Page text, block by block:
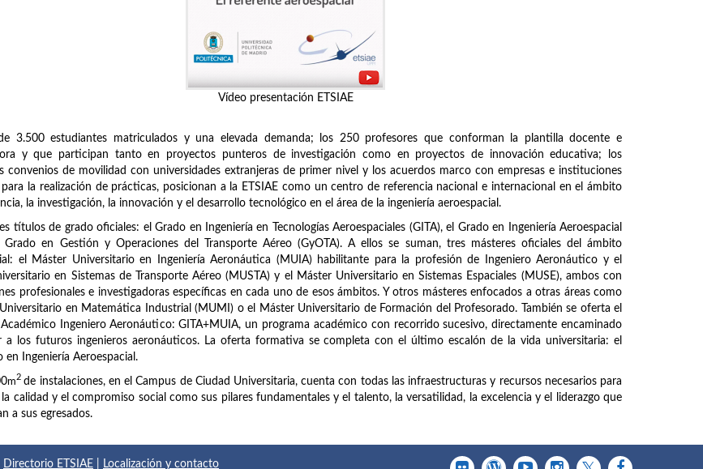
Vídeo presentación ETSIAE
3.500 estudiantes matriculados y una elevada demanda; los 250 profesores que conforman la plantilla docente e
y que participan tanto en proyectos punteros de investigación como en proyectos de innovación educativa; los
convenios de movilidad con universidades extranjeras de primer nivel y los acuerdos marco con empresas e instituciones
la realización de prácticas, posicionan a la ETSIAE como un centro de referencia nacional e internacional en el ámbito
la investigación, la innovación y el desarrollo tecnológico en el área de la ingeniería aeroespacial.
títulos de grado oficiales: el Grado en Ingeniería en Tecnologías Aeroespaciales (GITA), el Grado en Ingeniería Aeroespacial
en Gestión y Operaciones del Transporte Aéreo (GyOTA). A ellos se suman, tres másteres oficiales del ámbito
el Máster Universitario en Ingeniería Aeronáutica (MUIA) habilitante para la profesión de Ingeniero Aeronáutico y el
en Sistemas de Transporte Aéreo (MUSTA) y el Máster Universitario en Sistemas Espaciales (MUSE), ambos con
profesionales e investigadoras específicas en cada uno de esos ámbitos. Y otros másteres enfocados a otras áreas como
en Matemática Industrial (MUMI) o el Máster Universitario de Formación del Profesorado. También se oferta el
Académico Ingeniero Aeronáutico: GITA+MUIA, un programa académico con recorrido sucesivo, directamente encaminado
a los futuros ingenieros aeronáuticos. La oferta formativa se completa con el último escalón de la vida universitaria: el
en Ingeniería Aeroespacial.
m2 de instalaciones, en el Campus de Ciudad Universitaria, cuenta con todas las infraestructuras y recursos necesarios para
calidad y el compromiso social como sus pilares fundamentales y el talento, la versatilidad, la excelencia y el liderazgo que
a sus egresados.
Directorio ETSIAE Localización y contacto